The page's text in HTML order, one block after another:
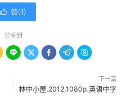
 赞(1)
分享到
    
下一篇
林中小屋.2012.1080p.英语中字